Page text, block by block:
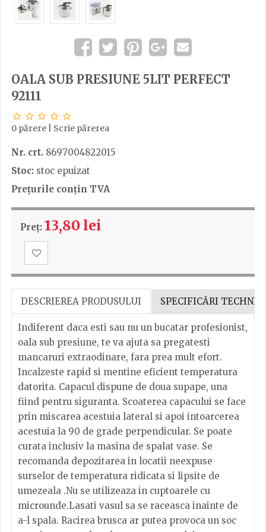
OALA SUB PRESIUNE 5LIT PERFECT
92111
0 părere Scrie părerea
Nr. crt. 8697004822015
Stoc: stoc epuizat
Prețurile conțin TVA
Preț: 13,80 lei
DESCRIEREA PRODUSULUI SPECIFICĂRI
Indiferent daca esti sau nu un bucatar profesionist,
oala sub presiune, te va ajuta sa pregatesti
mancaruri extraodinare, fara prea mult efort.
Incalzeste rapid si mentine eficient temperatura
datorita. Capacul dispune de doua supape, una
fiind pentru siguranta. Scoaterea capacului se face
prin miscarea acestuia lateral si apoi intoarcerea
acestuia la 90 de grade perpendicular. Se poate
curata inclusiv la masina de spalat vase. Se
recomanda depozitarea in locatii neexpuse
surselor de temperatura ridicata si lipsite de
umezeala .Nu se utilizeaza in cuptoarele cu
microunde.Lasati vasul sa se raceasca inainte de
a-l spala. Racirea brusca ar putea provoca un soc